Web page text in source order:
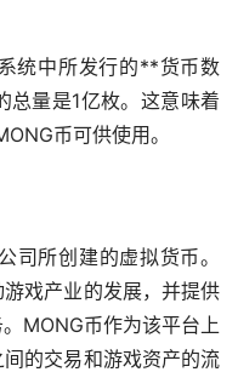
统中所发行的**货币数
总量是1亿枚。这意味着
币可供使用。
司所创建的虚拟货币。
游戏产业的发展，并提供
MONG币作为该平台上
的交易和游戏资产的流